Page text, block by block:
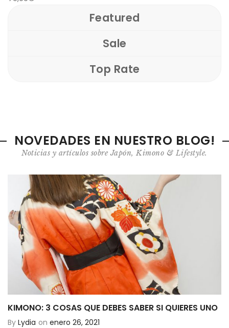
Featured
Sale
Top Rate
NOVEDADES EN NUESTRO BLOG!
Noticias y artículos sobre Japón, Kimono & Lifestyle.
KIMONO: 3 COSAS QUE DEBES SABER SI QUIERES UNO
By Lydia on enero 26, 2021